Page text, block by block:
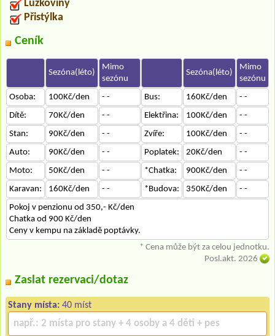
Lůžkoviny
Přistýlka
Ceník
Sezóna(léto)
Mimo
sezónu
Sezóna(léto)
Mimo
sezónu
Osoba:
100Kč/den - - Bus: 160Kč/den
- -
Dítě:
70Kč/den - - Elektřina: 100Kč/den
- -
Stan:
90Kč/den - - Zvíře: 100Kč/den
- -
Auto:
90Kč/den - - Poplatek: 20Kč/den
- -
Moto:
50Kč/den - - *Chatka: 900Kč/den
- -
Karavan:
160Kč/den - - *Budova: 350Kč/den
- -
Pokoj v penzionu od 350,- Kč/den
Chatka od 900 Kč/den
Ceny v kempu na základě poptávky.
* Cena může být za celou jednotku.
Posl.akt. 2026
Zaslat rezervaci/dotaz
Stany místa: 40 míst